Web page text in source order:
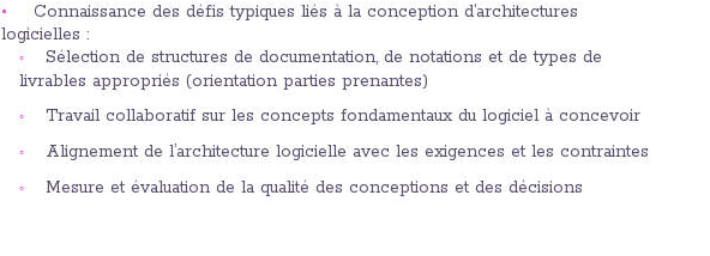
Connaissance des défis typiques liés à la conception d’architectures
logicielles :
Sélection de structures de documentation, de notations et de types de
livrables appropriés (orientation parties prenantes)
Travail collaboratif sur les concepts fondamentaux du logiciel à concevoir
Alignement de l’architecture logicielle avec les exigences et les contraintes
Mesure et évaluation de la qualité des conceptions et des décisions